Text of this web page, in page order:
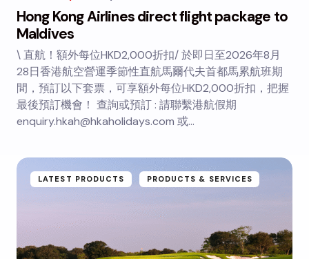
Hong Kong Airlines direct flight package to
Maldives
\ 直航！額外每位HKD2,000折扣/ 於即日至2026年8月
28日香港航空營運季節性直航馬爾代夫首都馬累航班期
間，預訂以下套票，可享額外每位HKD2,000折扣，把握
最後預訂機會！ 查詢或預訂 : 請聯繫港航假期
enquiry.hkah@hkaholidays.com 或…
LATEST PRODUCTS PRODUCTS & SERVICES